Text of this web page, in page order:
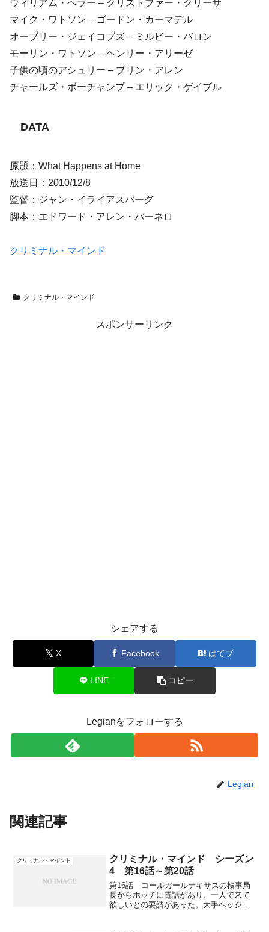
ウィリアム・ヘラー – クリストファー・クリーサ
マイク・ワトソン – ゴードン・カーマデル
オーブリー・ジェイコブズ – ミルビー・バロン
モーリン・ワトソン – ヘンリー・アリーゼ
子供の頃のアシュリー – ブリン・アレン
チャールズ・ボーチャンプ – エリック・ゲイブル
DATA
原題：What Happens at Home
放送日：2010/12/8
監督：ジャン・イライアスバーグ
脚本：エドワード・アレン・バーネロ
クリミナル・マインド
クリミナル・マインド
スポンサーリンク
シェアする
X Facebook はてブ
LINE コピー
Legianをフォローする
Legian
関連記事
クリミナル・マインド
クリミナル・マインド シーズン
4 第16話～第20話
第16話 コールガールテキサスの検事局
長からホッチに電話があり、一人で来て
欲しいとの要請があった。大手ヘッジフ